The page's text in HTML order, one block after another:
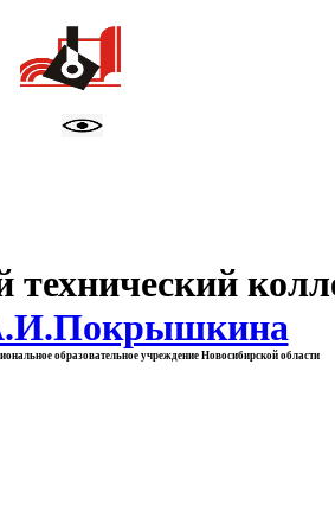
технический
образовательное учреждение Новосибирской области